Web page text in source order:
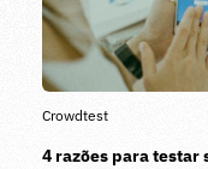
Crowdtest
4 razões para testar